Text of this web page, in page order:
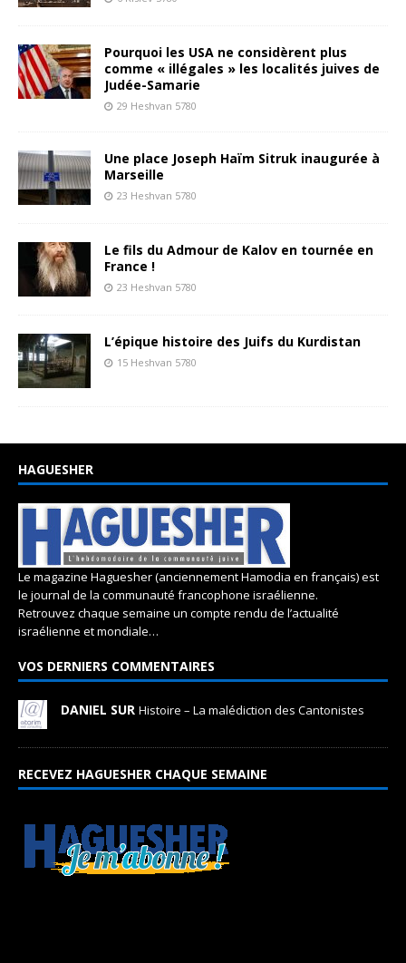
Pourquoi les USA ne considèrent plus
comme « illégales » les localités juives de
Judée-Samarie
29 Heshvan 5780
Une place Joseph Haïm Sitruk inaugurée à
Marseille
23 Heshvan 5780
Le fils du Admour de Kalov en tournée en
France !
23 Heshvan 5780
L’épique histoire des Juifs du Kurdistan
15 Heshvan 5780
HAGUESHER
Le magazine Haguesher (anciennement Hamodia en français) est
le journal de la communauté francophone israélienne.
Retrouvez chaque semaine un compte rendu de l’actualité
israélienne et mondiale…
VOS DERNIERS COMMENTAIRES
DANIEL SUR Histoire – La malédiction des Cantonistes
RECEVEZ HAGUESHER CHAQUE SEMAINE